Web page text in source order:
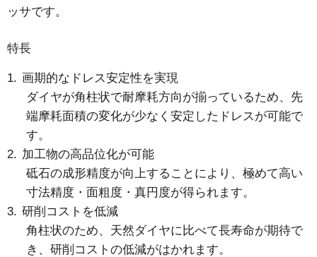
ッサです。
特長
画期的なドレス安定性を実現
ダイヤが角柱状で耐摩耗方向が揃っているため、先
端摩耗面積の変化が少なく安定したドレスが可能で
す。
加工物の高品位化が可能
砥石の成形精度が向上することにより、極めて高い
寸法精度・面粗度・真円度が得られます。
研削コストを低減
角柱状のため、天然ダイヤに比べて長寿命が期待で
き、研削コストの低減がはかれます。